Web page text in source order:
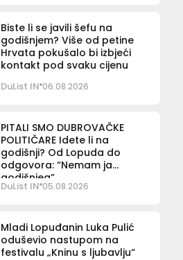
Biste li se javili šefu na
godišnjem? Više od petine
Hrvata pokušalo bi izbjeći
kontakt pod svaku cijenu
DuList IN 06.08.2026
PITALI SMO DUBROVAČKE
POLITIČARE Idete li na
godišnji? Od Lopuda do
odgovora: “Nemam ja
godišnjeg”
DuList IN 05.08.2026
Mladi Lopuđanin Luka Pulić
oduševio nastupom na
festivalu „Kninu s ljubavlju“